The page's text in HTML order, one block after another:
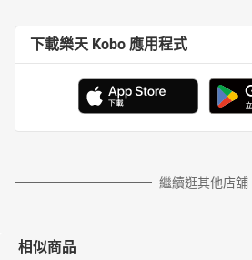
下載樂天 Kobo 應用程式
繼續逛其他店舖
相似商品